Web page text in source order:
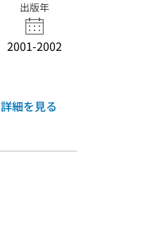
出版年
2001-2002
詳細を見る